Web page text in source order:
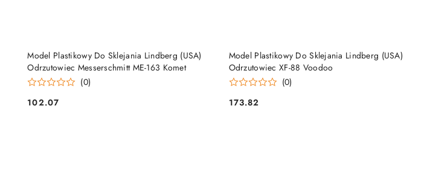
Model Plastikowy Do Sklejania Lindberg (USA)
Odrzutowiec Messerschmitt ME-163 Komet
(0)
Cena:
102.07
DO KOSZYKA
Model Plastikowy Do Sklejania Lindberg (USA)
Odrzutowiec XF-88 Voodoo
(0)
Cena:
173.82
DO KOSZYKA